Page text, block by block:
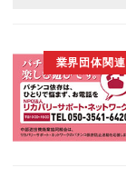
業界団体関連